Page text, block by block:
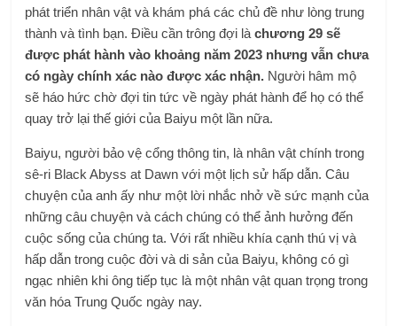
phát triển nhân vật và khám phá các chủ đề như lòng trung
thành và tình bạn. Điều cần trông đợi làchương 29 sẽ
được phát hành vào khoảng năm 2023 nhưng vẫn chưa
có ngày chính xác nào được xác nhận. Người hâm mộ
sẽ háo hức chờ đợi tin tức về ngày phát hành để họ có thể
quay trở lại thế giới của Baiyu một lần nữa.
Baiyu, người bảo vệ cổng thông tin, là nhân vật chính trong
sê-ri Black Abyss at Dawn với một lịch sử hấp dẫn. Câu
chuyện của anh ấy như một lời nhắc nhở về sức mạnh của
những câu chuyện và cách chúng có thể ảnh hưởng đến
cuộc sống của chúng ta. Với rất nhiều khía cạnh thú vị và
hấp dẫn trong cuộc đời và di sản của Baiyu, không có gì
ngạc nhiên khi ông tiếp tục là một nhân vật quan trọng trong
văn hóa Trung Quốc ngày nay.